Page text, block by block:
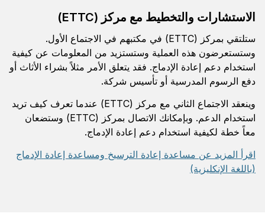
الاستشارات والتخطيط مع مركز (ETTC)
ستلتقي بمركز (ETTC) في مكتبهم في الاجتماع الأول.
وستستعرضون هذه العملية وستستزيد من المعلومات عن كيفية
استخدام دعم إعادة الإدماج. فقد يتعلق الأمر مثلاً بشراء الأثاث أو
دفع الرسوم المدرسية أو تأسيس شركة.
وينعقد الاجتماع الثاني مع مركز (ETTC) عندما تعرف كيف تريد
استخدام الدعم. وبإمكانك الاتصال بمركز (ETTC) وستضعان
معاً خطة لكيفية استخدام دعم إعادة الإدماج.
اقرأ المزيد عن مساعدة إعادة الترسيخ ومساعدة إعادة الإدماج
(باللغة الإنكليزية)